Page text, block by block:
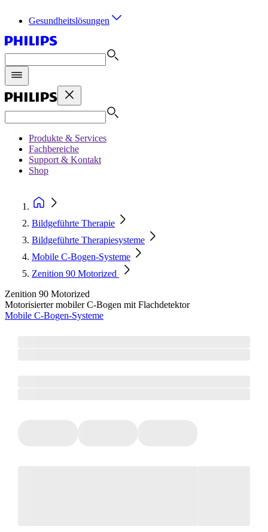
Gesundheitslösungen
Produkte & Services
Fachbereiche
Support & Kontakt
Shop
Bildgeführte Therapie
Bildgeführte Therapiesysteme
Mobile C-Bogen-Systeme
Zenition 90 Motorized
Zenition 90 Motorized
Motorisierter mobiler C-Bogen mit Flachdetektor
Mobile C-Bogen-Systeme